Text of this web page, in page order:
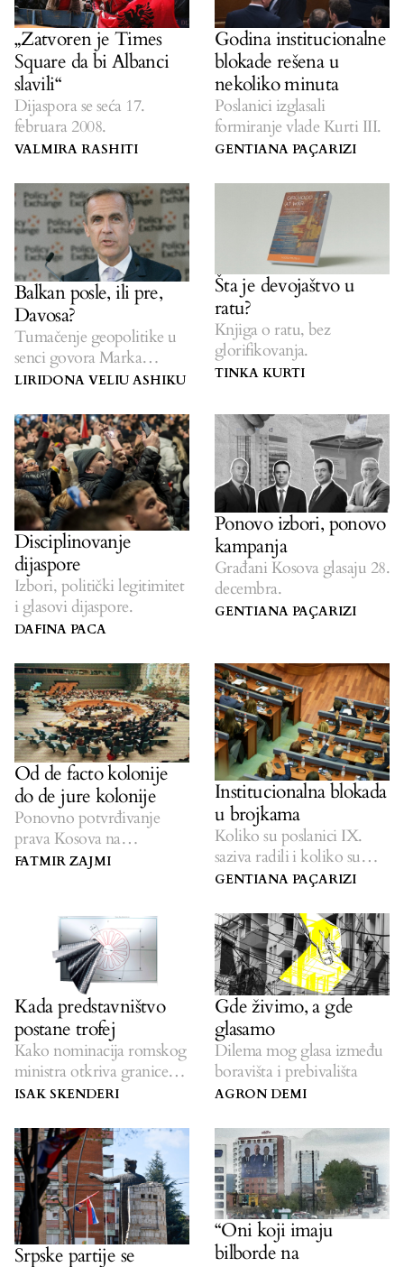
„Zatvoren je Times
Square da bi Albanci
slavili“
Dijaspora se seća 17.
februara 2008.
VALMIRA RASHITI
Godina institucionalne
blokade rešena u
nekoliko minuta
Poslanici izglasali
formiranje vlade Kurti III.
GENTIANA PAÇARIZI
Balkan posle, ili pre,
Davosa?
Tumačenje geopolitike u
senci govora Marka
Carneya.
LIRIDONA VELIU ASHIKU
Šta je devojaštvo u
ratu?
Knjiga o ratu, bez
glorifikovanja.
TINKA KURTI
Disciplinovanje
dijaspore
Izbori, politički legitimitet
i glasovi dijaspore.
DAFINA PACA
Ponovo izbori, ponovo
kampanja
Građani Kosova glasaju 28.
decembra.
GENTIANA PAÇARIZI
Od de facto kolonije
do de jure kolonije
Ponovno potvrđivanje
prava Kosova na
samoopredeljenje i
FATMIR ZAJMI
Institucionalna blokada
u brojkama
Koliko su poslanici IX.
saziva radili i koliko su
potrošili?
GENTIANA PAÇARIZI
Kada predstavništvo
postane trofej
Kako nominacija romskog
ministra otkriva granice
inkluzije
ISAK SKENDERI
Gde živimo, a gde
glasamo
Dilema mog glasa između
boravišta i prebivališta
AGRON DEMI
Srpske partije se
“Oni koji imaju
bilborde na